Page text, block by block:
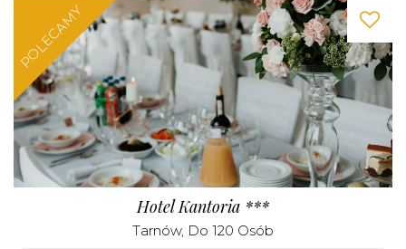
POLECAMY
Hotel Kantoria ***
Tarnów, Do 120 Osób